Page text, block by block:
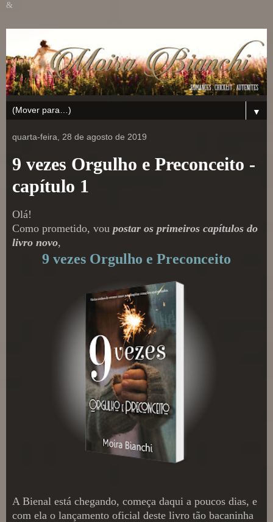
&
▼
quarta-feira, 28 de agosto de 2019
9 vezes Orgulho e Preconceito -
capítulo 1
Olá!
Como prometido, vou postar os primeiros capítulos do
livro novo,
9 vezes Orgulho e Preconceito
A Bienal está chegando, começa daqui a poucos dias, e
com ela o lançamento oficial deste livro tão bacaninha